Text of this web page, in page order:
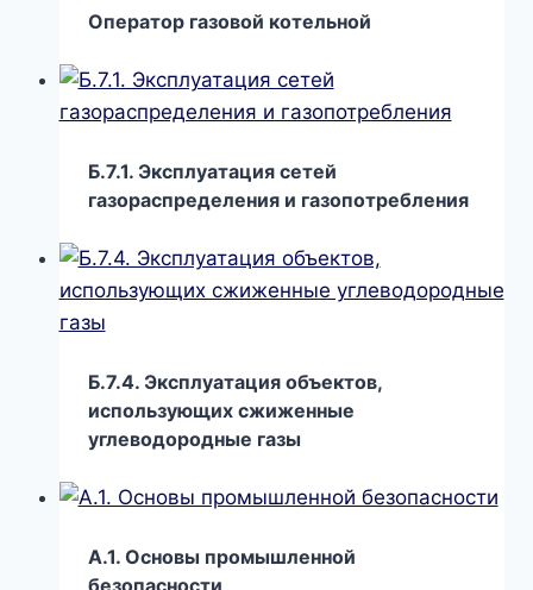
Оператор газовой котельной
Б.7.1. Эксплуатация сетей
газораспределения и газопотребления
Б.7.4. Эксплуатация объектов,
использующих сжиженные
углеводородные газы
А.1. Основы промышленной
безопасности